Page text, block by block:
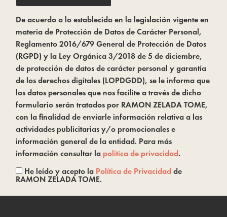
De acuerdo a lo establecido en la legislación vigente en
materia de Protección de Datos de Carácter Personal,
Reglamento 2016/679 General de Protección de Datos
(RGPD) y la Ley Orgánica 3/2018 de 5 de diciembre,
de protección de datos de carácter personal y garantía
de los derechos digitales (LOPDGDD), se le informa que
los datos personales que nos facilite a través de dicho
formulario serán tratados por RAMON ZELADA TOME,
con la finalidad de enviarle información relativa a las
actividades publicitarias y/o promocionales e
información general de la entidad. Para más
información consultar la política de privacidad.
He leído y acepto la Política de Privacidadde
RAMON ZELADA TOME.